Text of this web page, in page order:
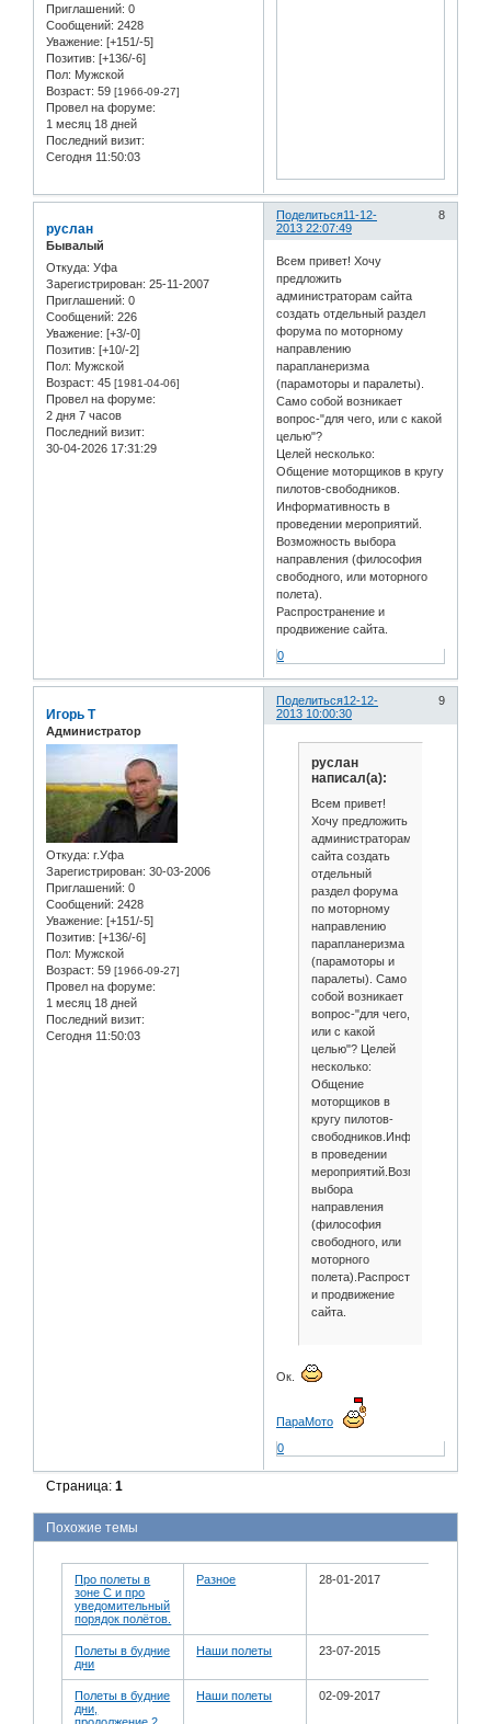
Приглашений: 0
Сообщений: 2428
Уважение: [+151/-5]
Позитив: [+136/-6]
Пол: Мужской
Возраст: 59 [1966-09-27]
Провел на форуме:
1 месяц 18 дней
Последний визит:
Сегодня 11:50:03
Поделиться 8
11-12-
2013 22:07:49
руслан
Бывалый
Откуда: Уфа
Зарегистрирован: 25-11-2007
Приглашений: 0
Сообщений: 226
Уважение: [+3/-0]
Позитив: [+10/-2]
Пол: Мужской
Возраст: 45 [1981-04-06]
Провел на форуме:
2 дня 7 часов
Последний визит:
30-04-2026 17:31:29
Всем привет! Хочу
предложить
администраторам сайта
создать отдельный раздел
форума по моторному
направлению
парапланеризма
(парамоторы и паралеты).
Само собой возникает
вопрос-"для чего, или с какой
целью"?
Целей несколько:
Общение моторщиков в кругу
пилотов-свободников.
Информативность в
проведении мероприятий.
Возможность выбора
направления (философия
свободного, или моторного
полета).
Распространение и
продвижение сайта.
0
Поделиться 9
12-12-
2013 10:00:30
Игорь Т
Администратор
Откуда: г.Уфа
Зарегистрирован: 30-03-2006
Приглашений: 0
Сообщений: 2428
Уважение: [+151/-5]
Позитив: [+136/-6]
Пол: Мужской
Возраст: 59 [1966-09-27]
Провел на форуме:
1 месяц 18 дней
Последний визит:
Сегодня 11:50:03
руслан
написал(а):
Всем привет!
Хочу предложить
администраторам
сайта создать
отдельный
раздел форума
по моторному
направлению
парапланеризма
(парамоторы и
паралеты). Само
собой возникает
вопрос-"для чего,
или с какой
целью"? Целей
несколько:
Общение
моторщиков в
кругу пилотов-
свободников.Информативность
в проведении
мероприятий.Возможность
выбора
направления
(философия
свободного, или
моторного
полета).Распространение
и продвижение
сайта.
Ок.
ПараМото
0
Страница:1
Похожие темы
Про полеты в
зоне С и про
уведомительный
порядок полётов.
Разное 28-01-2017
Полеты в будние
дни
Наши полеты 23-07-2015
Полеты в будние
дни,
Наши полеты 02-09-2017